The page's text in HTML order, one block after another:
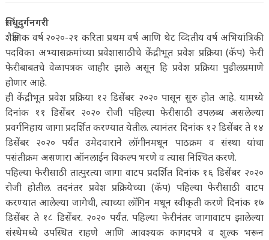
सिंधुदुर्गनगरी
शैक्षणिक वर्ष २०२०-२१ करिता प्रथम वर्ष आणि थेट व्दितीय वर्ष अभियांत्रिकी
पदविका अभ्यासक्रमांच्या प्रवेशासाठीचे केंद्रीभूत प्रवेश प्रक्रिया (कॅप) फेरी
फेरीबाबतचे वेळापत्रक जाहीर झाले असून हि प्रवेश प्रक्रिया पुढीलप्रमाणे
होणार आहे.
ही केंद्रीभूत प्रवेश प्रक्रिया १२ डिसेंबर २०२० पासून सुरु होत आहे. यामध्ये
दिनांक ११ डिसेंबर २०२० रोजी पहिल्या फेरीसाठी उपलब्ध असलेल्या
प्रवर्गनिहाय जागा प्रदर्शित करण्यात येतील. त्यानंतर दिनांक १२ डिसेंबर ते १४
डिसेंबर २०२० पर्यंत उमेदवाराने लॉगीनमधून पाठक्रम व संस्था यांचा
पसंतीक्रम असणारा ऑनलाईन विकल्प भरणे व त्यास निश्चित करणे.
पहिल्या फेरीसाठी तात्पुरत्या जागा वाटप प्रदर्शित दिनांक १६ डिसेंबर २०२०
रोजी होतील. तदनंतर प्रवेश प्रक्रियेच्या (कॅप) पहिल्या फेरीसाठी वाटप
करण्यात आलेल्या जागेची, त्याच्या लॉगिन मधून स्वीकृती करणे दिनांक १७
डिसेंबर ते १८ डिसेंबर. २०२० पर्यंत. पहिल्या फेरीनंतर जागावाटप झालेल्या
संस्थेमध्ये उपस्थित राहणे आणि आवश्यक कागदपत्रे व शुल्क भरून